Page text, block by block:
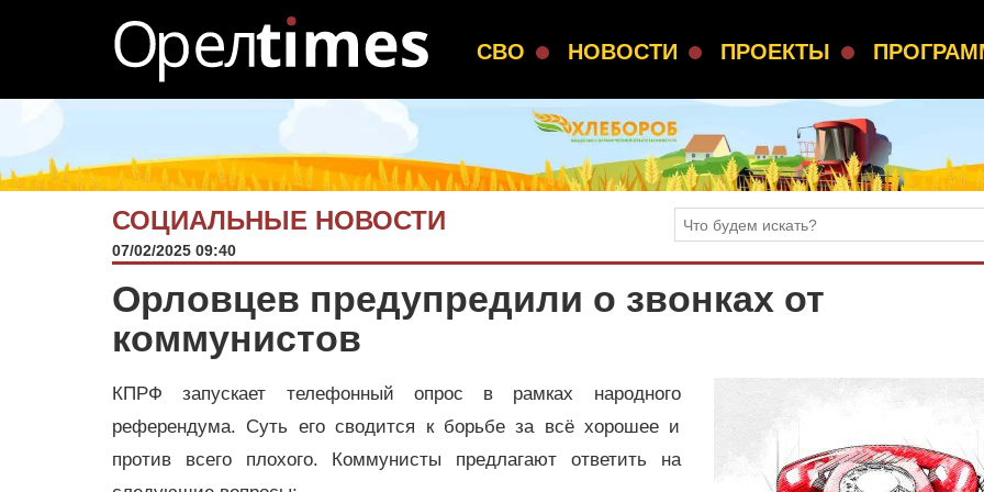
СВО НОВОСТИ ПРОЕКТЫ
СОЦИАЛЬНЫЕ НОВОСТИ
07/02/2025 09:40
Орловцев предупредили о звонках от
коммунистов
КПРФ запускает телефонный опрос в рамках народного
референдума. Суть его сводится к борьбе за всё хорошее и
против всего плохого. Коммунисты предлагают ответить на